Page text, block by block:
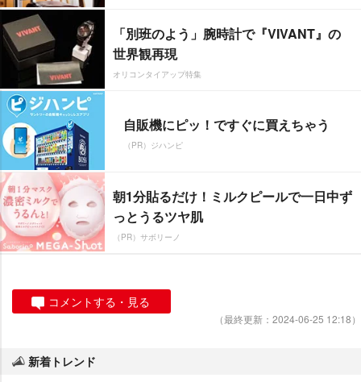
「別班のよう」腕時計で『VIVANT』の
世界観再現
オリコンタイアップ特集
自販機にピッ！ですぐに買えちゃう
（PR）ジハンピ
朝1分貼るだけ！ミルクピールで一日中ず
っとうるツヤ肌
（PR）サボリーノ
コメントする・見る
（最終更新：2024-06-25 12:18）
新着トレンド